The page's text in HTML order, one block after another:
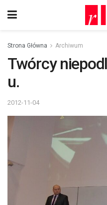
Strona Główna Archiwum
Twórcy
u.
2012-11-04